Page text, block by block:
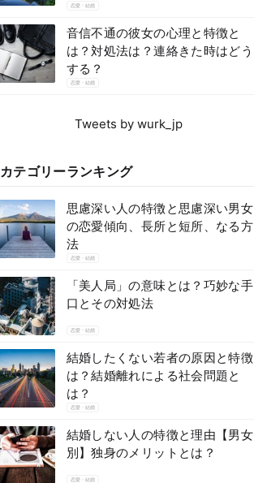
恋愛・結婚
音信不通の彼女の心理と特徴と
は？対処法は？連絡きた時はどう
する？
恋愛・結婚
Tweets by wurk_jp
カテゴリーランキング
思慮深い人の特徴と思慮深い男女
の恋愛傾向、長所と短所、なる方
法
恋愛・結婚
「美人局」の意味とは？巧妙な手
口とその対処法
恋愛・結婚
結婚したくない若者の原因と特徴
は？結婚離れによる社会問題と
は？
恋愛・結婚
結婚しない人の特徴と理由【男女
別】独身のメリットとは？
恋愛・結婚